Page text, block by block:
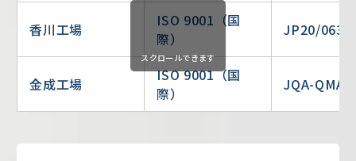
香川工場
ISO 9001（国
際）
JP20/
金成工場
ISO 9001（国
際）
JQA-
スクロールできます